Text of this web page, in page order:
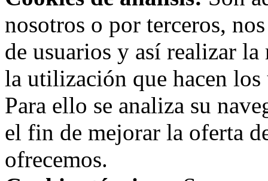
nosotros o por terceros,
de usuarios y así realizar
la utilización que hacen
Para ello se analiza su
el fin de mejorar la oferta
ofrecemos.